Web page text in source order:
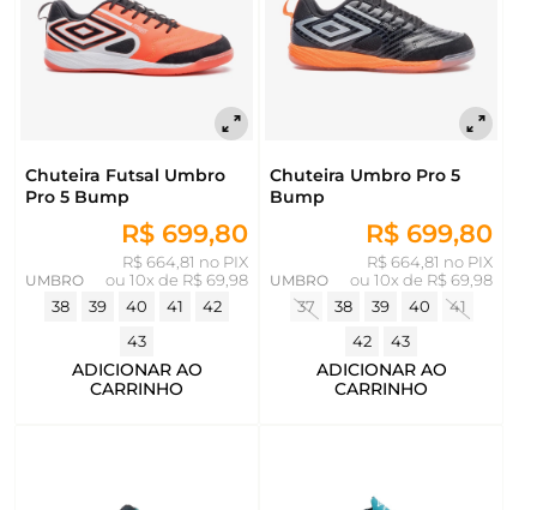
Chuteira Futsal Umbro
Pro 5 Bump
R$ 699,80
R$ 664,81 no PIX
ou 10x de R$ 69,98
UMBRO
38
39 40 41
42
43
ADICIONAR AO
CARRINHO
Chuteira Umbro Pro 5
Bump
R$ 699,80
R$ 664,81 no PIX
ou 10x de R$ 69,98
UMBRO
37
38 39 40
41
42
43
ADICIONAR AO
CARRINHO